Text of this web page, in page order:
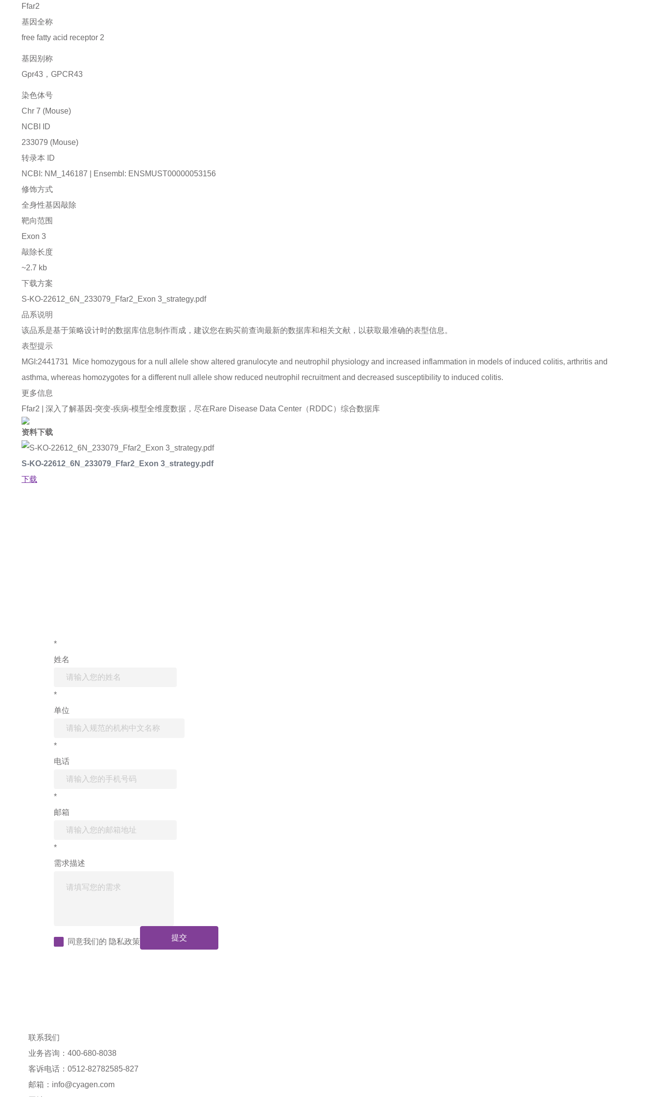
Ffar2
基因全称
free fatty acid receptor 2
基因别称
Gpr43，GPCR43
染色体号
Chr 7 (Mouse)
NCBI ID
233079 (Mouse)
转录本 ID
NCBI: NM_146187 | Ensembl: ENSMUST00000053156
修饰方式
全身性基因敲除
靶向范围
Exon 3
敲除长度
~2.7 kb
下载方案
S-KO-22612_6N_233079_Ffar2_Exon 3_strategy.pdf
品系说明
该品系是基于策略设计时的数据库信息制作而成，建议您在购买前查询最新的数据库和相关文献，以获取最准确的表型信息。
表型提示
MGI:2441731
Mice homozygous for a null allele show altered granulocyte and neutrophil physiology and increased inflammation in models of induced colitis, arthritis and
asthma, whereas homozygotes for a different null allele show reduced neutrophil recruitment and decreased susceptibility to induced colitis.
更多信息
Ffar2 | 深入了解基因-突变-疾病-模型全维度数据，尽在Rare Disease Data Center（RDDC）综合数据库
资料下载
S-KO-22612_6N_233079_Ffar2_Exon 3_strategy.pdf
下载
*
姓名
*
单位
*
电话
*
邮箱
*
需求描述
同意我们的 隐私政策 提交
联系我们
业务咨询：400-680-8038
客诉电话：0512-82782585-827
邮箱： info@cyagen.com